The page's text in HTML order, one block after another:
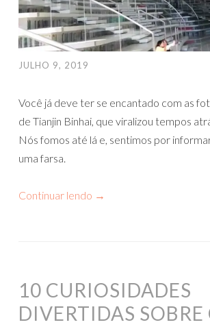
JULHO 9, 2019
Você já deve ter se encantado com as
de Tianjin Binhai, que viralizou tempos
Nós fomos até lá e, sentimos por
uma farsa.
Continuar lendo →
10 CURIOSIDADES
DIVERTIDAS SOBRE